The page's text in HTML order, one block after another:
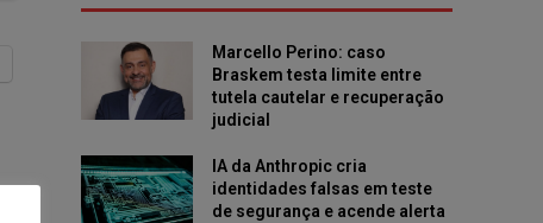
Marcello Perino: caso
Braskem testa limite entre
tutela cautelar e recuperação
judicial
IA da Anthropic cria
identidades falsas em teste
de segurança e acende alerta